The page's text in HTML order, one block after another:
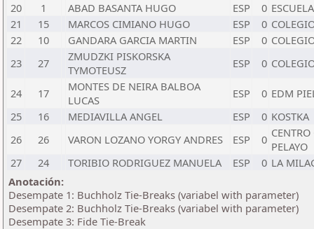
20
1 ABAD BASANTA HUGO ESP 0
21
15 MARCOS CIMIANO HUGO ESP 0
22
10 GANDARA GARCIA MARTIN ESP 0
23
27
ZMUDZKI PISKORSKA
TYMOTEUSZ
ESP 0
24 17
MONTES DE NEIRA BALBOA
LUCAS
ESP 0 EDM
25
16 MEDIAVILLA ANGEL ESP 0 KOSTKA
26
26 VARON LOZANO YORGY ANDRES ESP 0 PELAYO
27
24 TORIBIO RODRIGUEZ MANUELA ESP 0 LA
Anotación:
Desempate 1: Buchholz Tie-Breaks (variabel with parameter)
Desempate 2: Buchholz Tie-Breaks (variabel with parameter)
Desempate 3: Fide Tie-Break